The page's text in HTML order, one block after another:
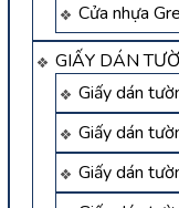
Cửa nhựa
GIẤY DÁN
Giấy dán
Giấy dán
Giấy dán